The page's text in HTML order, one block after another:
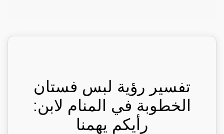
تفسير رؤية لبس فستان
الخطوبة في المنام لابن:
رأيكم يهمنا